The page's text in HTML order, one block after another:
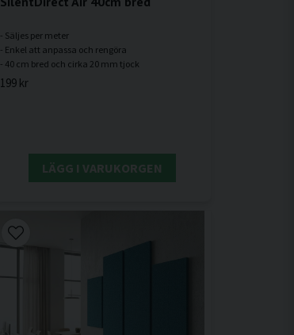
- Säljes per meter
- Enkel att anpassa och rengöra
199 kr
LÄGG I VARUKORGEN